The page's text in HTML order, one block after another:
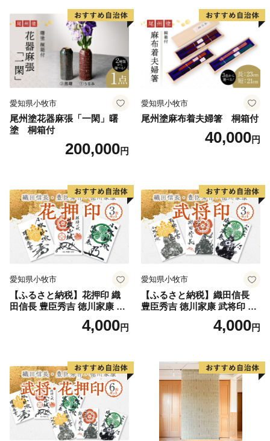
ウイルス効果 お取り寄せ 愛
知県 小牧市 送料無料
抗ウイルス効果 お取り寄せ
愛知県 小牧市 送料無料
愛知県小牧市
尾州塗花器麻張「一閑」曙
塗 桐箱付
200,000円
愛知県小牧市
尾州塗麻布着夫婦箸 桐箱付
40,000円
愛知県小牧市
【ふるさと納税】花押印 織
田信長 豊臣秀吉 徳川家康 3
枚 セット 戦国 武将 小牧山城
墨絵 龍画師 書道アーティス
牧市 お取り寄せ 送料無料
4,000円
愛知県小牧市
【ふるさと納税】織田信長
豊臣秀吉 徳川家康 武将印 3
枚 セット イラスト 戦国 武将
小牧山城 墨絵 龍画師 書道ア
愛知県 小牧市 お取り寄せ 送
4,000円